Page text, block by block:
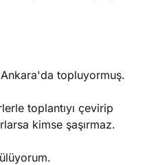
Ankara'da topluyormuş.
toplantıyı çevirip
kimse şaşırmaz.